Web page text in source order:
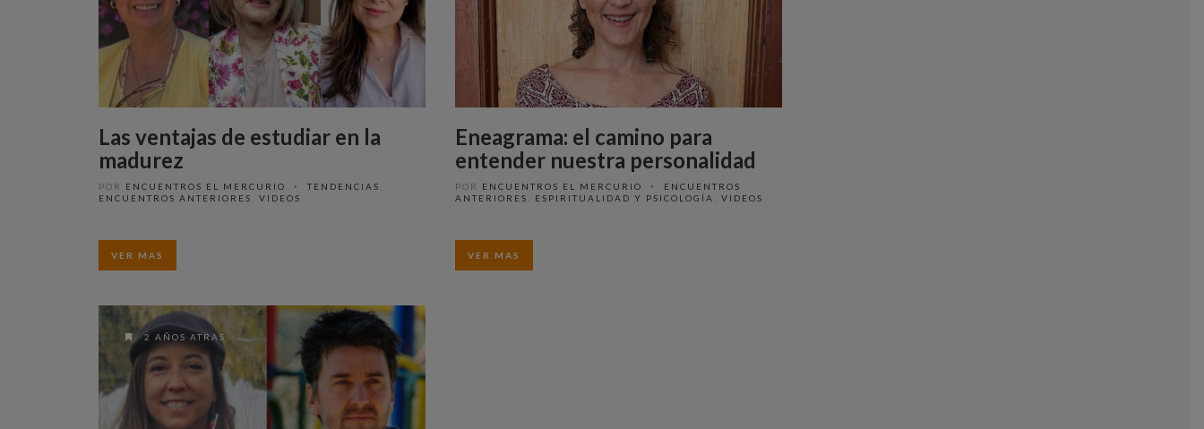
Las ventajas de estudiar en la
madurez
POR ENCUENTROS EL MERCURIO • TENDENCIAS
ENCUENTROS ANTERIORES
VIDEOS
VER MAS
Eneagrama: el camino para
entender nuestra personalidad
POR ENCUENTROS EL MERCURIO •
ENCUENTROS
ANTERIORES
ESPIRITUALIDAD Y PSICOLOGÍA VIDEOS
VER MAS
2 AÑOS ATRAS